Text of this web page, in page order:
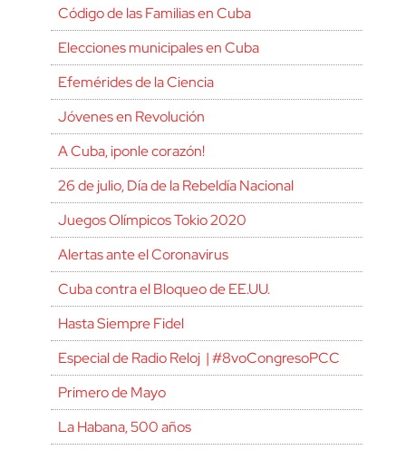
Código de las Familias en Cuba
Elecciones municipales en Cuba
Efemérides de la Ciencia
Jóvenes en Revolución
A Cuba, ¡ponle corazón!
26 de julio, Día de la Rebeldía Nacional
Juegos Olímpicos Tokio 2020
Alertas ante el Coronavirus
Cuba contra el Bloqueo de EE.UU.
Hasta Siempre Fidel
Especial de Radio Reloj | #8voCongresoPCC
Primero de Mayo
La Habana, 500 años